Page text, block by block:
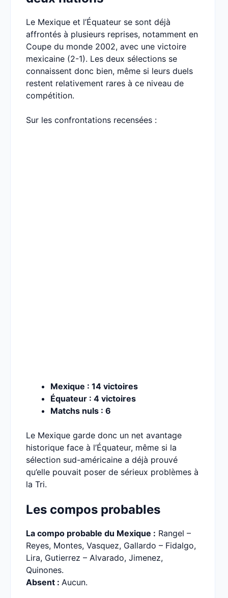
Le Mexique et l’Équateur se sont déjà
affrontés à plusieurs reprises, notamment en
Coupe du monde 2002, avec une victoire
mexicaine (2-1). Les deux sélections se
connaissent donc bien, même si leurs duels
restent relativement rares à ce niveau de
compétition.
Sur les confrontations recensées :
Mexique : 14 victoires
Équateur : 4 victoires
Matchs nuls : 6
Le Mexique garde donc un net avantage
historique face à l’Équateur, même si la
sélection sud-américaine a déjà prouvé
qu’elle pouvait poser de sérieux problèmes à
la Tri.
Les compos probables
La compo probable du Mexique : Rangel –
Reyes, Montes, Vasquez, Gallardo – Fidalgo,
Lira, Gutierrez – Alvarado, Jimenez,
Quinones.
Absent : Aucun.